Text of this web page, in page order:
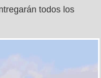
todos los